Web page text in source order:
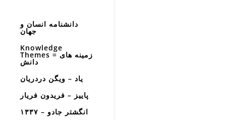
دانشنامه انسان و
جهان
Knowledge
Themes = زمینه های
دانش
یاد – ویگن دردریان
پاییز – فریدون فریار
انگشتر جادو – ۱۳۳۷